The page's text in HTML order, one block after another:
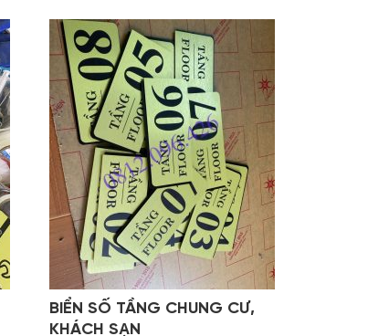
BIỂN SỐ TẦNG CHUNG CƯ,
KHÁCH SẠN